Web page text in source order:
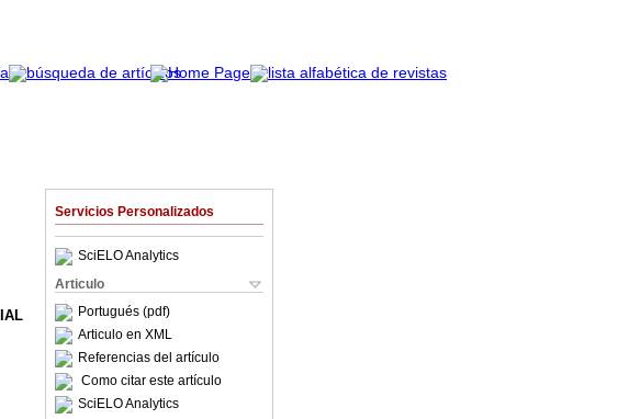
Servicios Personalizados
SciELO Analytics
Articulo
Portugués (pdf)
Articulo en XML
Referencias del artículo
Como citar este artículo
SciELO Analytics